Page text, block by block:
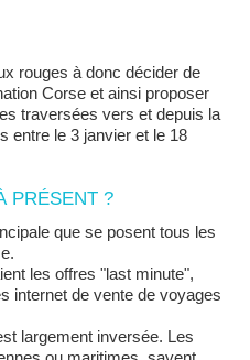
Corse et ainsi proposer
traversées vers et depuis la
entre le 3 janvier et le 18
PRÉSENT ?
les offres "last minute",
internet de vente de voyages
largement inversée. Les